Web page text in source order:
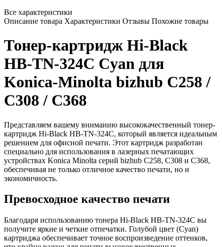
Все характеристики
Описание товара Характеристики Отзывы Похожие товары
Тонер-картридж Hi-Black
HB-TN-324C Cyan для
Konica-Minolta bizhub C258 /
C308 / C368
Представляем вашему вниманию высококачественный тонер-
картридж Hi-Black HB-TN-324C, который является идеальным
решением для офисной печати. Этот картридж разработан
специально для использования в лазерных печатающих
устройствах Konica Minolta серий bizhub C258, C308 и C368,
обеспечивая не только отличное качество печати, но и
экономичность.
Превосходное качество печати
Благодаря использованию тонера Hi-Black HB-TN-324C вы
получите яркие и четкие отпечатки. Голубой цвет (Cyan)
картриджа обеспечивает точное воспроизведение оттенков,